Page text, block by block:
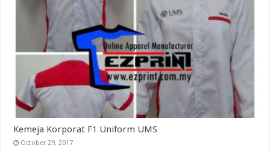
Kemeja Korporat F1 Uniform UMS
October 29, 2017